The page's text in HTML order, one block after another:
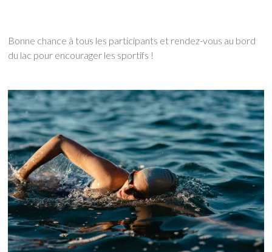
Bonne chance à tous les participants et rendez-vous au bord
du lac pour encourager les sportifs !